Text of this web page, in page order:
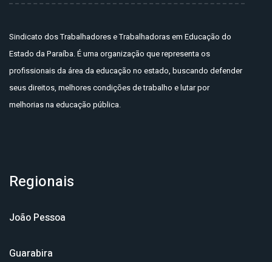
Sindicato dos Trabalhadores e Trabalhadoras em Educação do
Estado da Paraíba. É uma organização que representa os
profissionais da área da educação no estado, buscando defender
seus direitos, melhores condições de trabalho e lutar por
melhorias na educação pública.
Regionais
João Pessoa
Guarabira